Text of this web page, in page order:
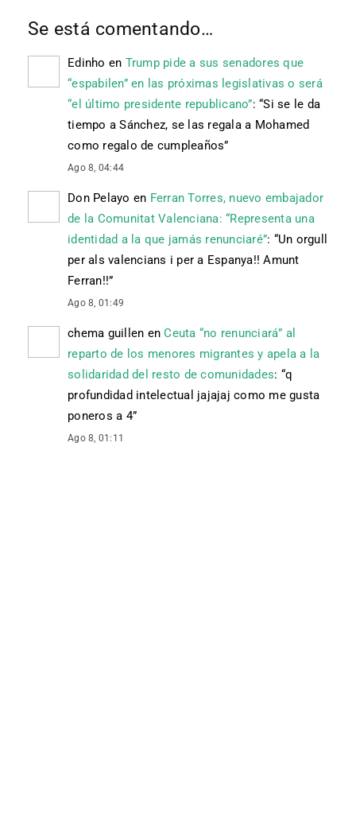
Se está comentando…
Edinho en Trump pide a sus senadores que
“espabilen” en las próximas legislativas o será
“el último presidente republicano”: “Si se le da
tiempo a Sánchez, se las regala a Mohamed
como regalo de cumpleaños”
Ago 8, 04:44
Don Pelayo en Ferran Torres, nuevo embajador
de la Comunitat Valenciana: “Representa una
identidad a la que jamás renunciaré”: “Un orgull
per als valencians i per a Espanya!! Amunt
Ferran!!”
Ago 8, 01:49
chema guillen enCeuta “no renunciará” al
reparto de los menores migrantes y apela a la
solidaridad del resto de comunidades: “q
profundidad intelectual jajajaj como me gusta
poneros a 4”
Ago 8, 01:11